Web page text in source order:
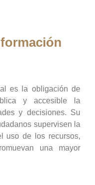
es la obligación de
y accesible la
y decisiones. Su
supervisen la
uso de los recursos,
una mayor